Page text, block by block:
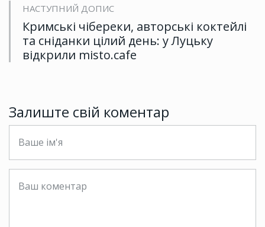
НАСТУПНИЙ ДОПИС
Кримські чібереки, авторські коктейлі
та сніданки цілий день: у Луцьку
відкрили misto.cafe
Залиште свій коментар